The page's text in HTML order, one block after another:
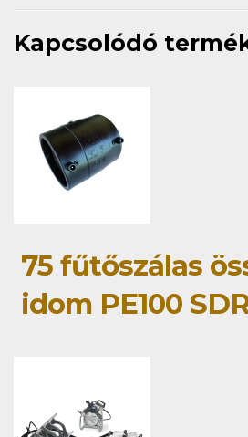
Kapcsolódó
75 fűtőszálas
idom PE100